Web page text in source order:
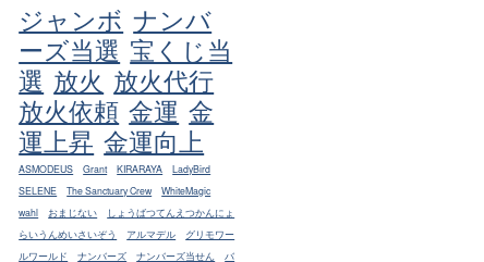
ジャンボ ナンバ
ーズ当選 宝くじ当
選 放火 放火代行
放火依頼 金運 金
運上昇 金運向上
ASMODEUS Grant KIRARAYA
LadyBird
SELENE
The Sanctuary Crew
WhiteMagic
wahl
おまじない
しょうばつてんえつかんにょ
らいうんめいさいぞう
アルマデル
グリモワー
ルワールド
ナンバーズ ナンバーズ当せん
バ